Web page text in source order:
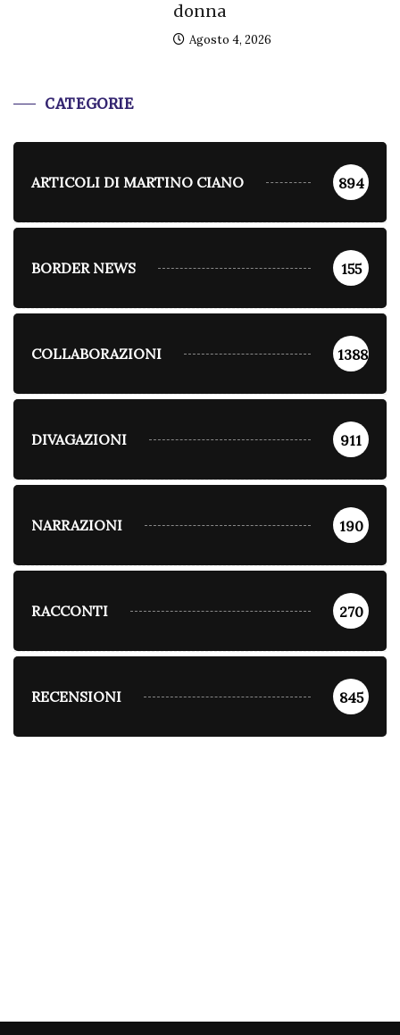
donna
Agosto 4, 2026
CATEGORIE
ARTICOLI DI MARTINO CIANO 894
BORDER NEWS 155
COLLABORAZIONI 1388
DIVAGAZIONI 911
NARRAZIONI 190
RACCONTI 270
RECENSIONI 845